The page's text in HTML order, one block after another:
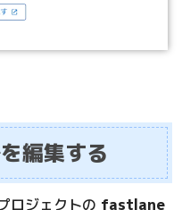
編集する
ロジェクトの fastlane